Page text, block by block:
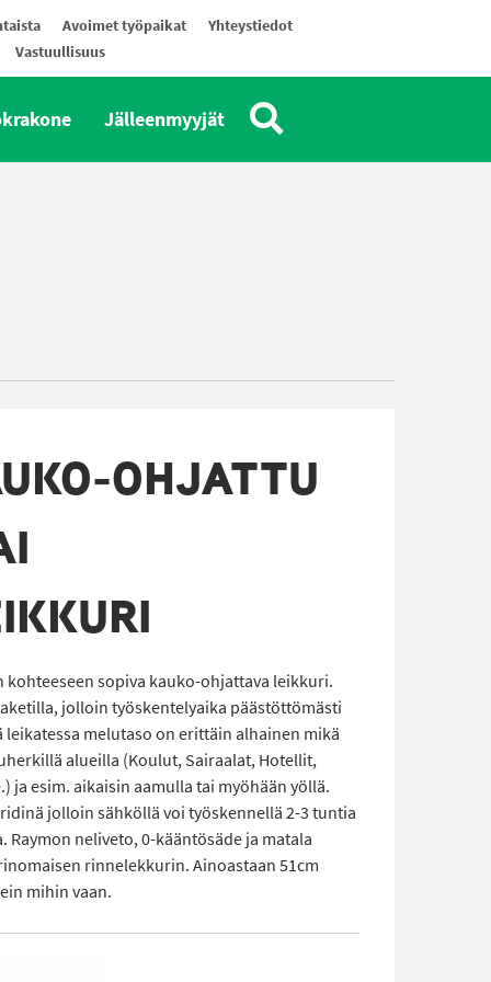
Avoimet työpaikat
Yhteystiedot
Vastuullisuus
Jälleenmyyjät
OHJATTU
kohteeseen sopiva kauko-ohjattava leikkuri.
jolloin työskentelyaika päästöttömästi
melutaso on erittäin alhainen mikä
alueilla (Koulut, Sairaalat, Hotellit,
ja esim. aikaisin aamulla tai myöhään yöllä.
jolloin sähköllä voi työskennellä 2-3 tuntia
neliveto, 0-kääntösäde ja matala
rinnelekkurin. Ainoastaan 51cm
mihin vaan.